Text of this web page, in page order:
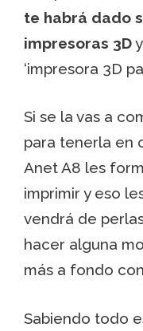
te habrá dado
impresoras 3D
‘impresora 3D
Si se la vas a
para tenerla en
Anet A8 les
imprimir y eso
vendrá de
hacer alguna
más a fondo
Sabiendo todo